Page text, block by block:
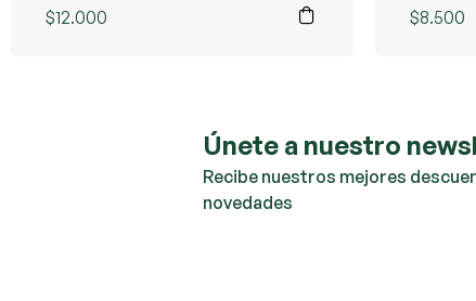
$12.000
$8.500
Únete a nuestro
Recibe nuestros mejores
novedades